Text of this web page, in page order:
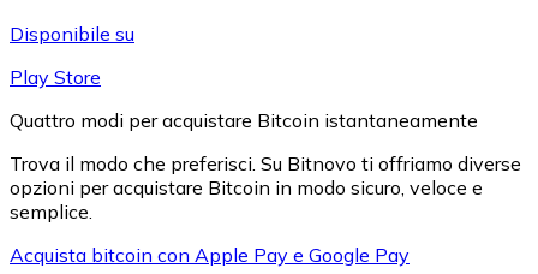
Disponibile su
Play Store
Quattro modi per acquistare Bitcoin istantaneamente
Trova il modo che preferisci. Su Bitnovo ti offriamo diverse
opzioni per acquistare Bitcoin in modo sicuro, veloce e
semplice.
Acquista bitcoin con Apple Pay e Google Pay